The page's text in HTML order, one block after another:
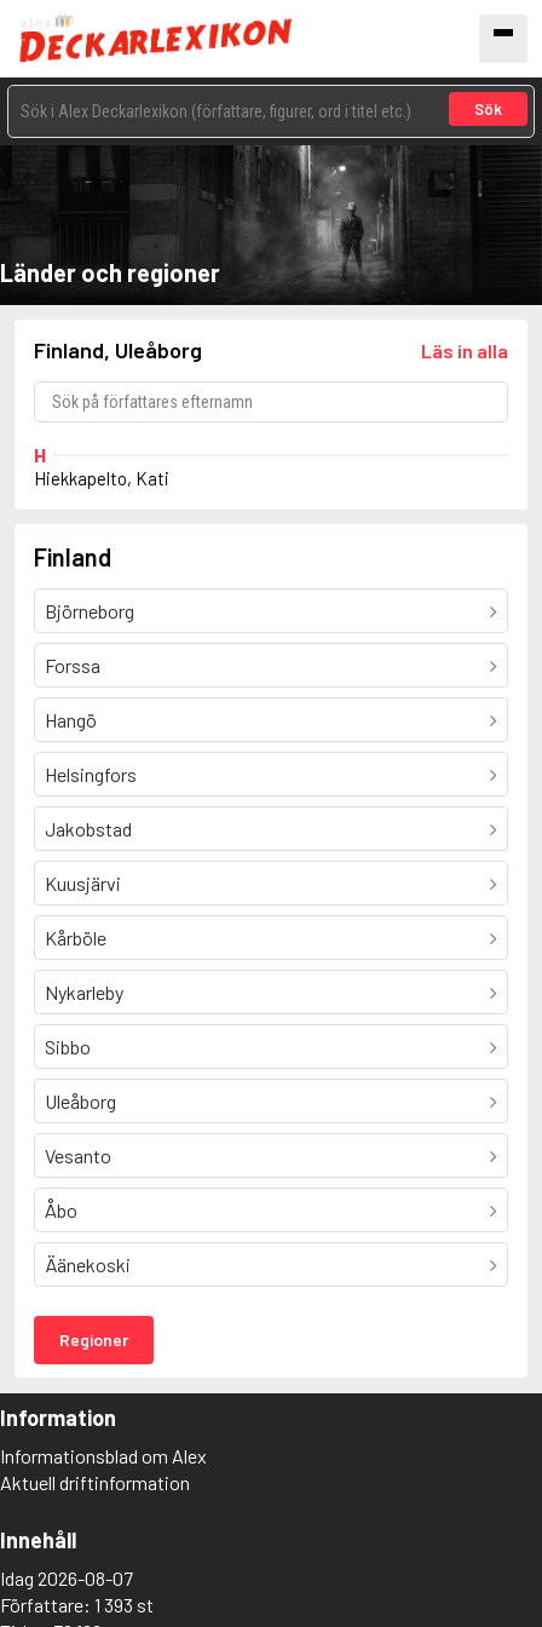
Sök
Länder och regioner
Finland, Uleåborg Läs in alla
H
Hiekkapelto, Kati
Finland
Björneborg
Forssa
Hangö
Helsingfors
Jakobstad
Kuusjärvi
Kårböle
Nykarleby
Sibbo
Uleåborg
Vesanto
Åbo
Äänekoski
Regioner
Information
Informationsblad om Alex
Aktuell driftinformation
Innehåll
Idag 2026-08-07
Författare: 1 393 st